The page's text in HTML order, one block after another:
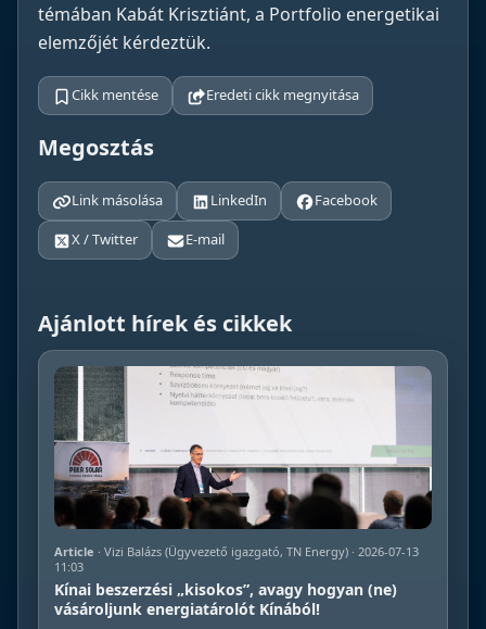
témában Kabát Krisztiánt, a Portfolio energetikai
elemzőjét kérdeztük.
Cikk mentése Eredeti cikk megnyitása
Megosztás
Link másolása LinkedIn
Facebook
X / Twitter
E-mail
Ajánlott hírek és cikkek
Article · Vizi Balázs (Ügyvezető igazgató, TN Energy) · 2026-07-13
11:03
Kínai beszerzési „kisokos”, avagy hogyan (ne)
vásároljunk energiatárolót Kínából!